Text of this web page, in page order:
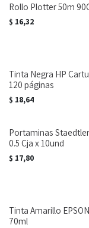
Rollo Plotter 50m
$ 16,32
Tinta Negra HP
120 páginas
$ 18,64
Portaminas
0.5 Cja x 10und
$ 17,80
Tinta Amarillo
70ml